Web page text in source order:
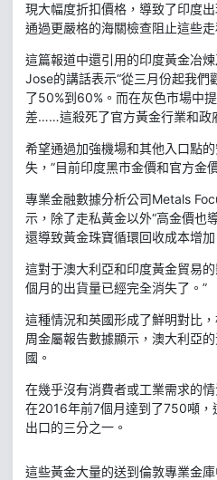
現大幅度折扣價格，導致了印度
通過更嚴格的海關檢查阻止這些走
這篇報道中還引用的印度黃金冶
Jose的講話表示“從三月份起我們
了50%到60%。而在灰色市場中
差……這殺死了官方黃金行業和政
希望通過加強機場和其他入口點
失，”目前印度黑市金價和官方金
專業金融數據分析公司Metals
示，除了走私黃金以外“高金價也
還導致黃金珠寶循環回收成本增
這對于澳大利亞和印度黃金貿易
個月的出貨量已經完全消失了。”
這種情況和英國形成了鮮明對比
周金屬報告數據顯示，澳大利亞
國。
在幾乎沒有消費者或工業需求的
在2016年前7個月達到了750噸
出口的三分之一。
這些黃金大量的送到倫敦專業金